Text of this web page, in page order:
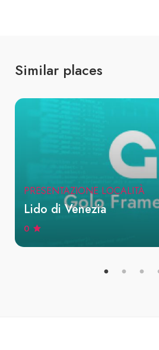
Similar places
PRESENTAZIONE LOCALITÀ
Lido di Venezia
0